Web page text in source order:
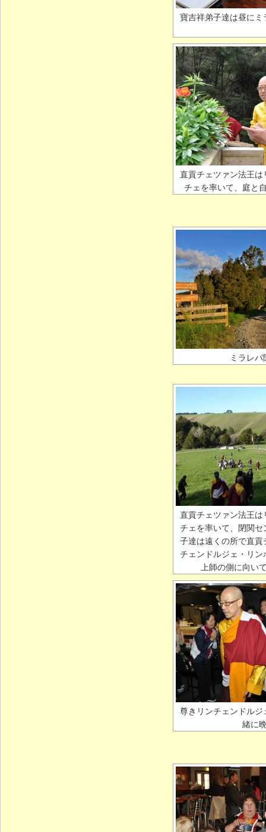
寶吉祥弟子達は昼に
直貢チェツァン法王
チェを率いて、庭と
ミラレ
直貢チェツァン法王
チェを率いて、閉関
子達は遠くの所で直
チェンドルジェ・リ
上師の側に向い
尊きリンチェンドル
緒に